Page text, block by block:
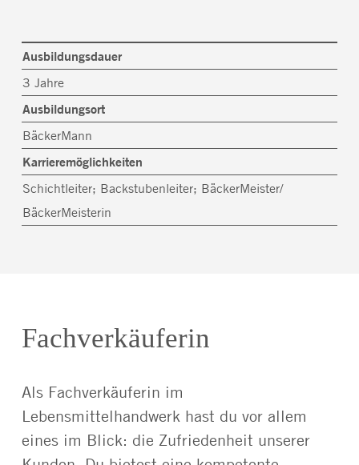
Ausbildungsdauer
3 Jahre
Ausbildungsort
BäckerMann
Karrieremöglichkeiten
Schichtleiter; Backstubenleiter; BäckerMeister/
BäckerMeisterin
Fachverkäuferin
Als Fachverkäuferin im
Lebensmittelhandwerk hast du vor allem
eines im Blick: die Zufriedenheit unserer